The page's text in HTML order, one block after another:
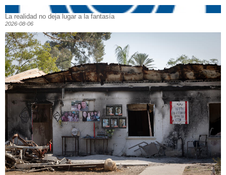
La realidad no deja lugar a la fantasía
2026-08-06